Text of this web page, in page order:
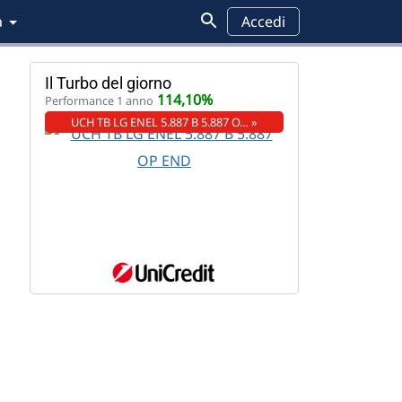
Accedi
Il Turbo del giorno
Performance 1 anno 114,10%
UCH TB LG ENEL 5.887 B 5.887 O… »